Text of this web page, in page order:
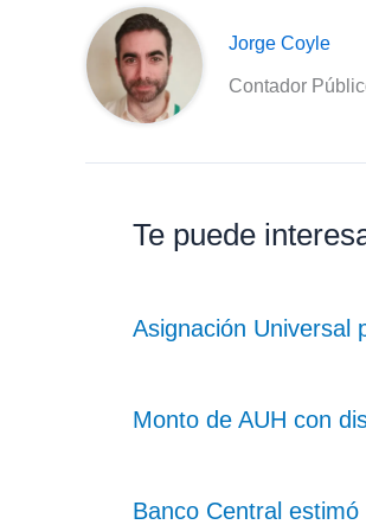
Jorge Coyle
Contador
Te puede
Asignación Universal
Monto de AUH con
Banco Central